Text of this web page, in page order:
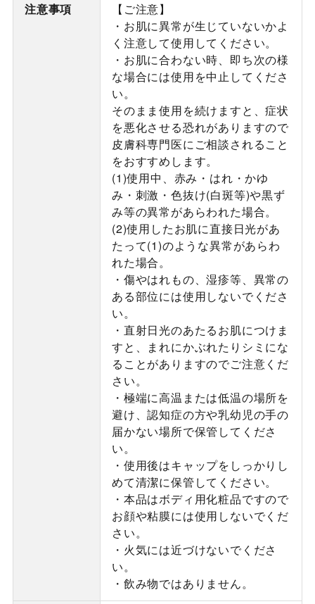
注意事項
【ご注意】
・お肌に異常が生じていないかよ
く注意して使用してください。
・お肌に合わない時、即ち次の様
な場合には使用を中止してくださ
い。
そのまま使用を続けますと、症状
を悪化させる恐れがありますので
皮膚科専門医にご相談されること
をおすすめします。
(1)使用中、赤み・はれ・かゆ
み・刺激・色抜け(白斑等)や黒ず
み等の異常があらわれた場合。
(2)使用したお肌に直接日光があ
たって(1)のような異常があらわ
れた場合。
・傷やはれもの、湿疹等、異常の
ある部位には使用しないでくださ
い。
・直射日光のあたるお肌につけま
すと、まれにかぶれたりシミにな
ることがありますのでご注意くだ
さい。
・極端に高温または低温の場所を
避け、認知症の方や乳幼児の手の
届かない場所で保管してくださ
い。
・使用後はキャップをしっかりし
めて清潔に保管してください。
・本品はボディ用化粧品ですので
お顔や粘膜には使用しないでくだ
さい。
・火気には近づけないでくださ
い。
・飲み物ではありません。